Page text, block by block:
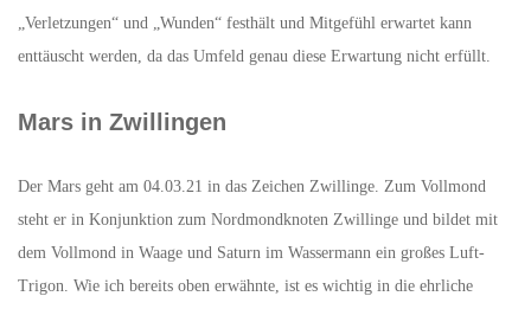
„Verletzungen“ und „Wunden“ festhält und Mitgefühl erwartet kann
enttäuscht werden, da das Umfeld genau diese Erwartung nicht erfüllt.
Mars in Zwillingen
Der Mars geht am 04.03.21 in das Zeichen Zwillinge. Zum Vollmond
steht er in Konjunktion zum Nordmondknoten Zwillinge und bildet mit
dem Vollmond in Waage und Saturn im Wassermann ein großes Luft-
Trigon. Wie ich bereits oben erwähnte, ist es wichtig in die ehrliche